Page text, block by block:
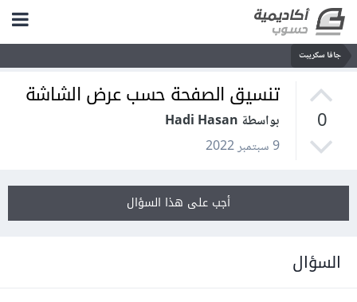
جافا سكريبت
0
تنسيق الصفحة حسب عرض الشاشة
بواسطة Hadi Hasan
9 سبتمبر 2022
أجب على هذا السؤال
السؤال